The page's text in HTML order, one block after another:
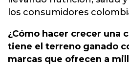
los consumidores
¿Cómo hacer crecer una
tiene el terreno ganado
marcas que ofrecen a